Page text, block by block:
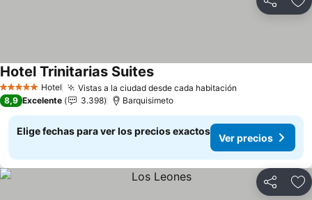
Compartir
5 Estrellas Hotel Vistas a la ciudad desde cada habitación
Hotel Trinitarias SuitesVer precios
8,9 Excelente 3.398 Barquisimeto
Elige fechas para ver los precios exactos
Ver precios
Compartir